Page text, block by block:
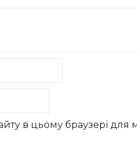
в цьому браузері для